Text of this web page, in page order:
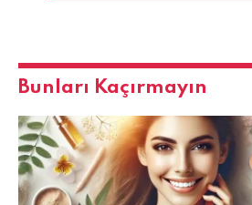
Bunları Kaçırmayın